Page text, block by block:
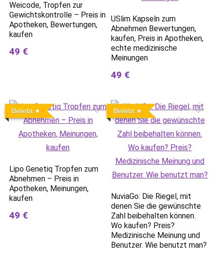
Weicode, Tropfen zur
Gewichtskontrolle – Preis in
Apotheken, Bewertungen,
kaufen
49 €
USlim Kapseln zum
Abnehmen Bewertungen,
kaufen, Preis in Apotheken,
echte medizinische
Meinungen
49 €
Beliebt
Lipo Genetiq Tropfen zum
Abnehmen – Preis in
Apotheken, Meinungen,
kaufen
49 €
Beliebt
NuviaGo: Die Riegel, mit
denen Sie die gewünschte
Zahl beibehalten können.
Wo kaufen? Preis?
Medizinische Meinung und
Benutzer. Wie benutzt man?